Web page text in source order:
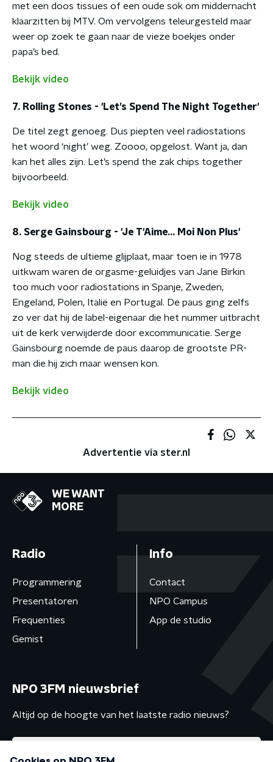
met een doos tissues of een oude sok om middernacht
klaarzitten bij MTV. Om vervolgens teleurgesteld maar
weer op zoek te gaan naar de vieze boekjes onder
papa’s bed.
Bekijk video
7. Rolling Stones - 'Let’s Spend The Night Together'
De titel zegt genoeg. Dus piepten veel radiostations
het woord ‘night’ weg. Zoooo, opgelost. Want ja, dan
kan het alles zijn. Let’s spend the zak chips together
bijvoorbeeld.
Bekijk video
8. Serge Gainsbourg - 'Je T'Aime... Moi Non Plus'
Nog steeds de ultieme glijplaat, maar toen ie in 1978
uitkwam waren de orgasme-geluidjes van Jane Birkin
too much voor radiostations in Spanje, Zweden,
Engeland, Polen, Italië en Portugal. De paus ging zelfs
zo ver dat hij de label-eigenaar die het nummer uitbracht
uit de kerk verwijderde door excommunicatie. Serge
Gainsbourg noemde de paus daarop de grootste PR-
man die hij zich maar wensen kon.
Bekijk video
Advertentie via ster.nl
WE WANT
MORE
Radio
Programmering
Presentatoren
Frequenties
Gemist
Info
Contact
NPO Campus
App de studio
NPO 3FM nieuwsbrief
Altijd op de hoogte van het laatste radio nieuws?